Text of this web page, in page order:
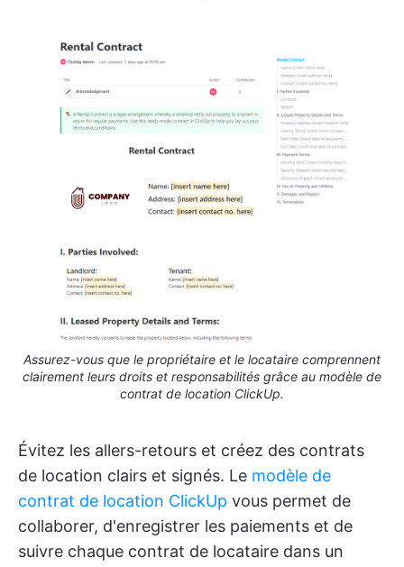
Assurez-vous que le propriétaire et le locataire comprennent
clairement leurs droits et responsabilités grâce au modèle de
contrat de location ClickUp.
Évitez les allers-retours et créez des contrats
de location clairs et signés. Le modèle de
contrat de location ClickUp vous permet de
collaborer, d'enregistrer les paiements et de
suivre chaque contrat de locataire dans un